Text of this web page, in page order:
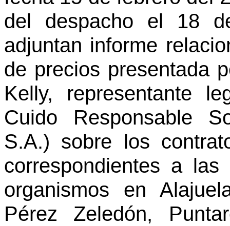
del despacho el 18
adjuntan informe
de precios presentada
Kelly, representante
Cuido Responsable
S.A.) sobre los
correspondientes a
organismos en
Pérez Zeledón,